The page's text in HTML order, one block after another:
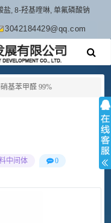
盐, 8-羟基喹啉, 单氟磷酸钠
3042184429@qq.com
基苯甲醛 99%
中间体 0